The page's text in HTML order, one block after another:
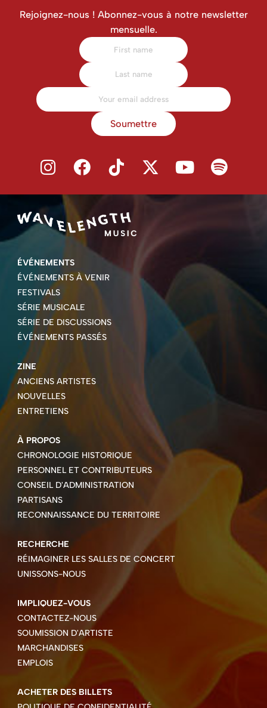
Rejoignez-nous ! Abonnez-vous à notre newsletter
mensuelle.
Soumettre
ÉVÉNEMENTS
ÉVÉNEMENTS À VENIR
FESTIVALS
SÉRIE MUSICALE
SÉRIE DE DISCUSSIONS
ÉVÉNEMENTS PASSÉS
ZINE
ANCIENS ARTISTES
NOUVELLES
ENTRETIENS
À PROPOS
CHRONOLOGIE HISTORIQUE
PERSONNEL ET CONTRIBUTEURS
CONSEIL D'ADMINISTRATION
PARTISANS
RECONNAISSANCE DU TERRITOIRE
RECHERCHE
RÉIMAGINER LES SALLES DE CONCERT
UNISSONS-NOUS
IMPLIQUEZ-VOUS
CONTACTEZ-NOUS
SOUMISSION D'ARTISTE
MARCHANDISES
EMPLOIS
ACHETER DES BILLETS